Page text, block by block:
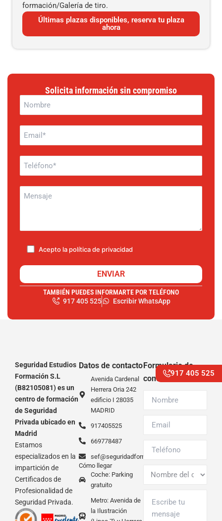
formación/Galería de tiro.
Últimas plazas disponibles, reserva tu plaza
ahora
Solicita información sin compromiso
Acepto la política de privacidad
TAMBIÉN PUEDES INFORMARTE POR TELÉFONO
917 405 525
Escribir WhatsApp
Seguridad Estudios
Formación S.L
(B82105081) es un
centro de formación
de Seguridad
Privada ubicado en
Madrid
Estamos
especializados en la
impartición de
Certificados de
Profesionalidad de
Seguridad Privada.
Datos de contacto
Avenida Cardenal
Herrera Oria 242
edificio I 28035
MADRID
917405525
669778487
sef@seguridadformacion.com
Cómo llegar
Coche: Parking
gratuito
Metro: Avenida de
la Ilustración
917 405 525
Formulario de
contácto